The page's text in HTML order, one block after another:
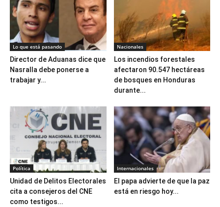
Lo que está pasando
Director de Aduanas dice que
Nasralla debe ponerse a
trabajar y...
Nacionales
Los incendios forestales
afectaron 90.547 hectáreas
de bosques en Honduras
durante...
Política
Unidad de Delitos Electorales
cita a consejeros del CNE
como testigos...
Internacionales
El papa advierte de que la paz
está en riesgo hoy...